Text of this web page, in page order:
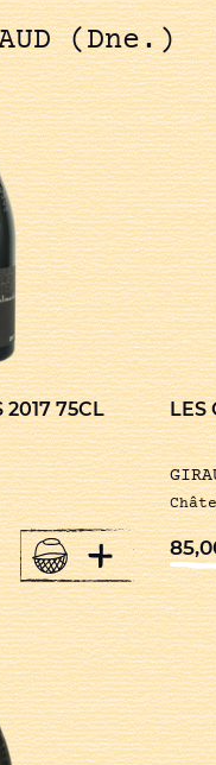
(Dne.)
2017 75CL
+
LES